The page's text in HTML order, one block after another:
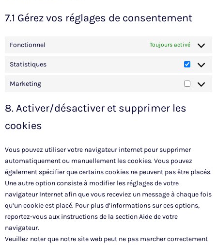
7.1 Gérez vos réglages de consentement
Fonctionnel Toujours activé
Statistiques
Marketing
8. Activer/désactiver et supprimer les
cookies
Vous pouvez utiliser votre navigateur internet pour supprimer
automatiquement ou manuellement les cookies. Vous pouvez
également spécifier que certains cookies ne peuvent pas être placés.
Une autre option consiste à modifier les réglages de votre
navigateur Internet afin que vous receviez un message à chaque fois
qu’un cookie est placé. Pour plus d’informations sur ces options,
reportez-vous aux instructions de la section Aide de votre
navigateur.
Veuillez noter que notre site web peut ne pas marcher correctement